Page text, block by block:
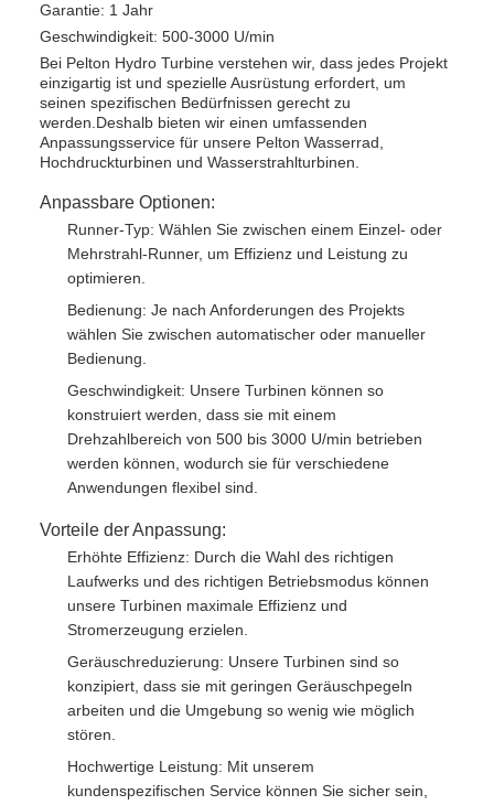
Garantie: 1 Jahr
Geschwindigkeit: 500-3000 U/min
Bei Pelton Hydro Turbine verstehen wir, dass jedes Projekt
einzigartig ist und spezielle Ausrüstung erfordert, um
seinen spezifischen Bedürfnissen gerecht zu
werden.Deshalb bieten wir einen umfassenden
Anpassungsservice für unsere Pelton Wasserrad,
Hochdruckturbinen und Wasserstrahlturbinen.
Anpassbare Optionen:
Runner-Typ: Wählen Sie zwischen einem Einzel- oder
Mehrstrahl-Runner, um Effizienz und Leistung zu
optimieren.
Bedienung: Je nach Anforderungen des Projekts
wählen Sie zwischen automatischer oder manueller
Bedienung.
Geschwindigkeit: Unsere Turbinen können so
konstruiert werden, dass sie mit einem
Drehzahlbereich von 500 bis 3000 U/min betrieben
werden können, wodurch sie für verschiedene
Anwendungen flexibel sind.
Vorteile der Anpassung:
Erhöhte Effizienz: Durch die Wahl des richtigen
Laufwerks und des richtigen Betriebsmodus können
unsere Turbinen maximale Effizienz und
Stromerzeugung erzielen.
Geräuschreduzierung: Unsere Turbinen sind so
konzipiert, dass sie mit geringen Geräuschpegeln
arbeiten und die Umgebung so wenig wie möglich
stören.
Hochwertige Leistung: Mit unserem
kundenspezifischen Service können Sie sicher sein,